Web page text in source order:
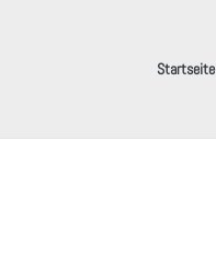
Startseite